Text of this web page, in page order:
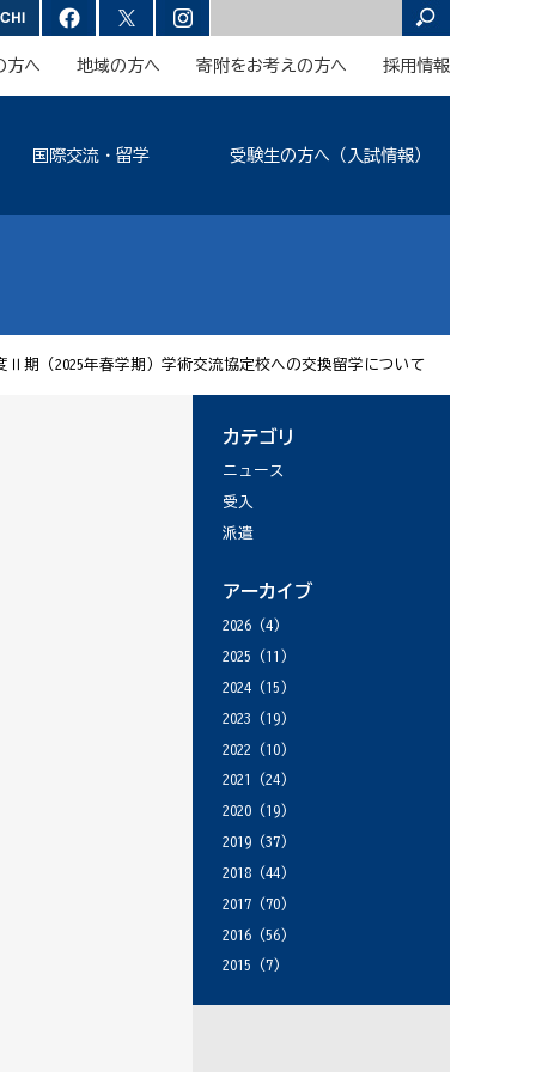
方へ 地域の方へ 寄附をお考えの方へ 採用情報
国際交流・留学 受験生の方へ（入試情報）
（2025年春学期）学術交流協定校への交換留学について
カテゴリ
ニュース
受入
派遣
アーカイブ
2026 (4)
2025 (11)
2024 (15)
2023 (19)
2022 (10)
2021
(24)
2020 (19)
2019 (37)
2018 (44)
2017 (70)
2016 (56)
2015 (7)